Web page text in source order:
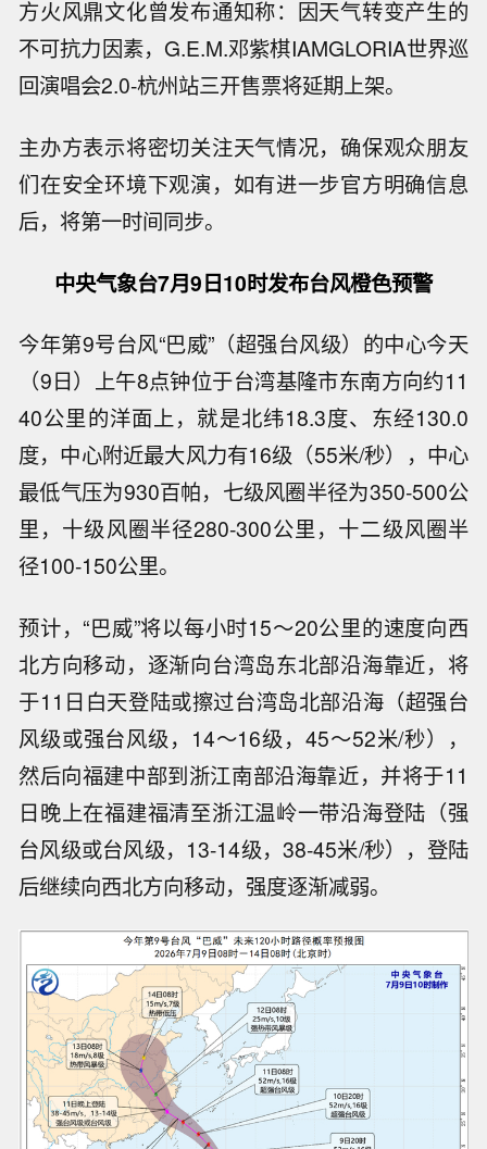
方火风鼎文化曾发布通知称：因天气转变产生的
不可抗力因素，G.E.M.邓紫棋IAMGLORIA世界巡
回演唱会2.0-杭州站三开售票将延期上架。
主办方表示将密切关注天气情况，确保观众朋友
们在安全环境下观演，如有进一步官方明确信息
后，将第一时间同步。
中央气象台7月9日10时发布台风橙色预警
今年第9号台风“巴威”（超强台风级）的中心今天
（9日）上午8点钟位于台湾基隆市东南方向约11
40公里的洋面上，就是北纬18.3度、东经130.0
度，中心附近最大风力有16级（55米/秒），中心
最低气压为930百帕，七级风圈半径为350-500公
里，十级风圈半径280-300公里，十二级风圈半
径100-150公里。
预计，“巴威”将以每小时15～20公里的速度向西
北方向移动，逐渐向台湾岛东北部沿海靠近，将
于11日白天登陆或擦过台湾岛北部沿海（超强台
风级或强台风级，14～16级，45～52米/秒），
然后向福建中部到浙江南部沿海靠近，并将于11
日晚上在福建福清至浙江温岭一带沿海登陆（强
台风级或台风级，13-14级，38-45米/秒），登陆
后继续向西北方向移动，强度逐渐减弱。